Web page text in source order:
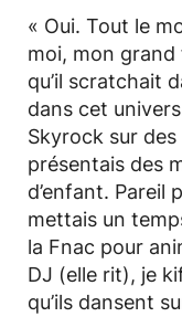
« Oui. Tout le
moi, mon grand
qu’il scratchait
dans cet
Skyrock sur des
présentais des
d’enfant. Pareil
mettais un
la Fnac pour
DJ (elle rit), je
qu’ils dansent